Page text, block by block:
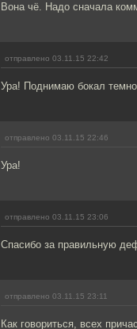
Вона чё. Надо сначала
отправлено 03.11.15 22:42
Ура! Поднимаю бокал
отправлено 03.11.15 22:46
Ура!
отправлено 03.11.15 23:06
Спасибо за правильную
отправлено 03.11.15 23:11
Как говориться, всех